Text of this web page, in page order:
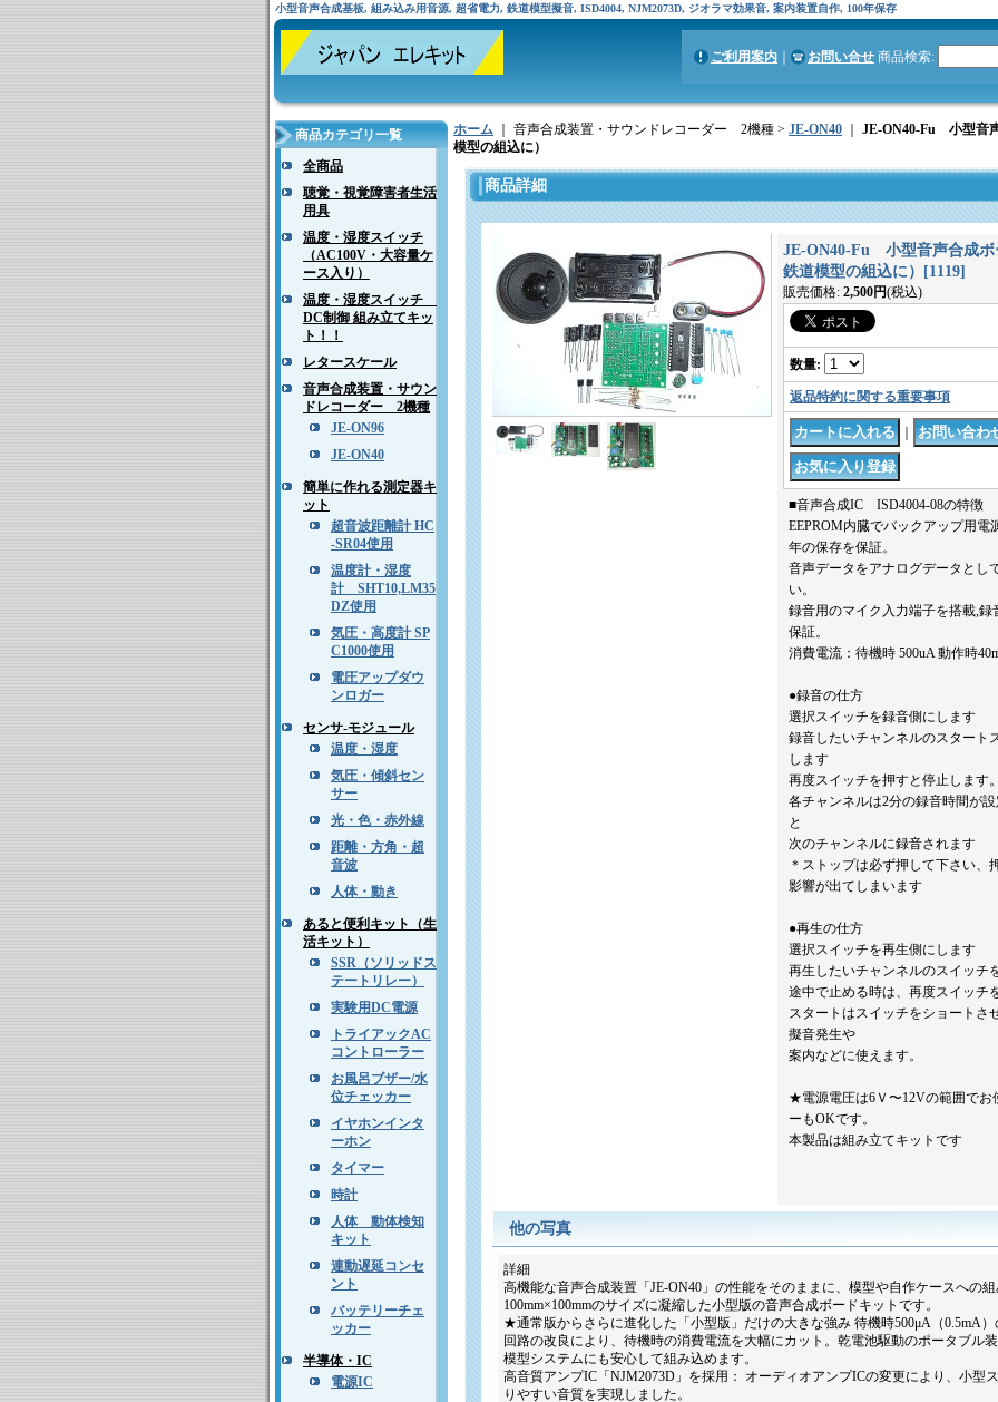
小型音声合成基板, 組み込み用音源, 超省電力, 鉄道模型擬音, ISD4004, NJM2073D, ジオラマ効果音, 案内装置自作, 100年保存
ご利用案内 お問い合せ 商品検索:
商品カテゴリ一覧
全商品
聴覚・視覚障害者生活
用具
温度・湿度スイッチ
（AC100V・大容量ケ
ース入り）
温度・湿度スイッチ
DC制御 組み立てキッ
ト！！
レタースケール
音声合成装置・サウン
ドレコーダー 2機種
JE-ON96
JE-ON40
簡単に作れる測定器キ
ット
超音波距離計 HC
-SR04使用
温度計・湿度
計 SHT10,LM35
DZ使用
気圧・高度計 SP
C1000使用
電圧アップダウ
ンロガー
センサ-モジュール
温度・湿度
気圧・傾斜セン
サー
光・色・赤外線
距離・方角・超
音波
人体・動き
あると便利キット（生
活キット）
SSR（ソリッドス
テートリレー）
実験用DC電源
トライアックAC
コントローラー
お風呂ブザー/水
位チェッカー
イヤホンインタ
ーホン
タイマー
時計
人体 動体検知
キット
連動遅延コンセ
ント
バッテリーチェ
ッカー
半導体・IC
電源IC
ホーム ｜ 音声合成装置・サウンドレコーダー 2機種 > JE-ON40
JE-ON40-Fu 小型音
模型の組込に）
商品詳細
JE-ON40-Fu 小型音声合成ボ
鉄道模型の組込に）
[1119]
販売価格: 2,500円(税込)
数量:
返品特約に関する重要事項
■音声合成IC ISD4004-08の特徴
EEPROM内臓でバックアップ用電
年の保存を保証。
音声データをアナログデータとし
い。
録音用のマイク入力端子を搭載,
保証。
消費電流：待機時 500uA 動作時
●録音の仕方
選択スイッチを録音側にします
録音したいチャンネルのスタート
します
再度スイッチを押すと停止します
各チャンネルは2分の録音時間が
と
次のチャンネルに録音されます
＊ストップは必ず押して下さい、
影響が出てしまいます
●再生の仕方
選択スイッチを再生側にします
再生したいチャンネルのスイッチ
途中で止める時は、再度スイッチ
スタートはスイッチをショートさ
擬音発生や
案内などに使えます。
★電源電圧は6Ｖ〜12Vの範囲でお
ーもOKです。
本製品は組み立てキットです
他の写真
詳細
高機能な音声合成装置「JE-ON40」の性能をそのままに、模型や自作ケースへの
100mm×100mmのサイズに凝縮した小型版の音声合成ボードキットです。
★通常版からさらに進化した「小型版」だけの大きな強み 待機時500μA（0.5mA
回路の改良により、待機時の消費電流を大幅にカット。乾電池駆動のポータブル
模型システムにも安心して組み込めます。
高音質アンプIC「NJM2073D」を採用： オーディオアンプICの変更により、小型
りやすい音質を実現しました。